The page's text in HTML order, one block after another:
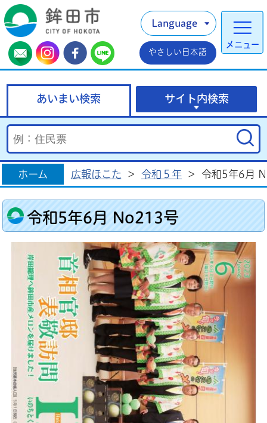
メニュー
Language
やさしい日本語
あいまい検索 サイト内検索
ホーム 広報ほこた > 令和５年 > 令和5年6月
令和5年6月 No213号